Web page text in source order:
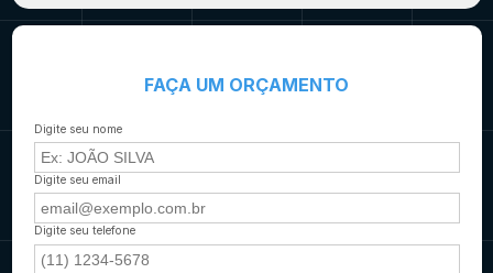
FAÇA UM ORÇAMENTO
Digite seu nome
Digite seu email
Digite seu telefone